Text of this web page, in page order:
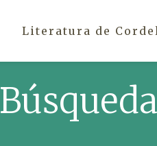
Literatura de Cordel